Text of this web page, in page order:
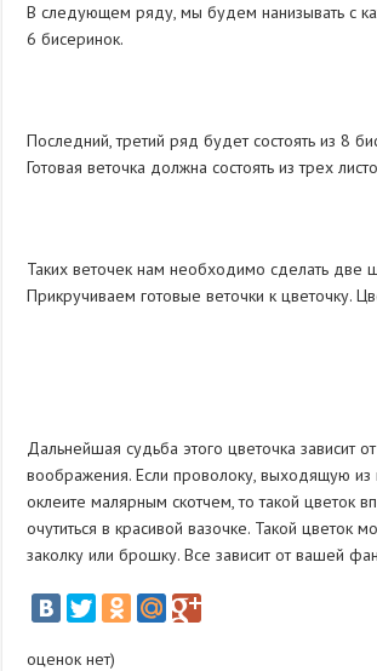
В следующем ряду, мы будем нанизывать с
6 бисеринок.
Последний, третий ряд будет состоять из 8
Готовая веточка должна состоять из трех
Таких веточек нам необходимо сделать две
Прикручиваем готовые веточки к цветочку.
Дальнейшая судьба этого цветочка зависит
воображения. Если проволоку, выходящую из
оклеите малярным скотчем, то такой цветок
очутиться в красивой вазочке. Такой цветок
заколку или брошку. Все зависит от вашей
оценок нет)